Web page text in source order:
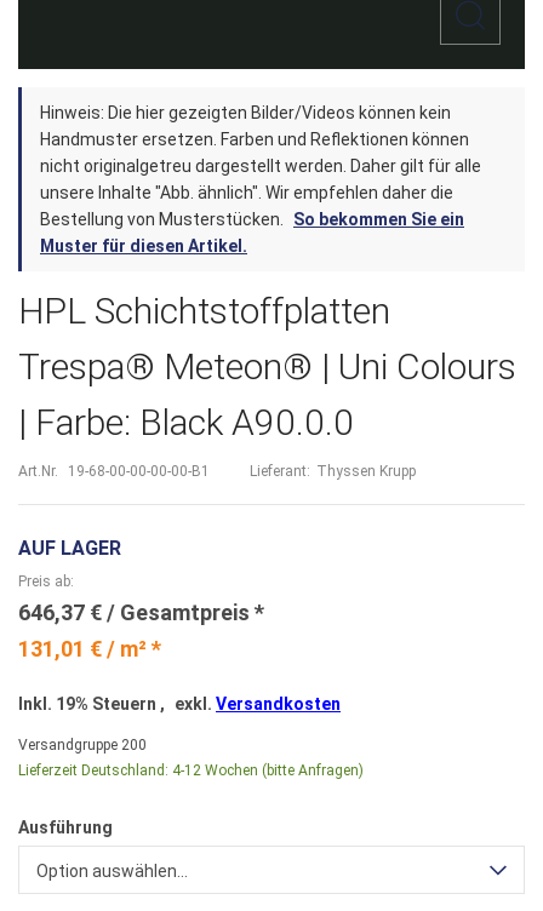
Zum
Anfang
der
Bildergalerie
springen
Hinweis: Die hier gezeigten Bilder/Videos können kein
Handmuster ersetzen. Farben und Reflektionen können
nicht originalgetreu dargestellt werden. Daher gilt für alle
unsere Inhalte "Abb. ähnlich". Wir empfehlen daher die
Bestellung von Musterstücken.
So bekommen Sie ein
Muster für diesen Artikel.
HPL Schichtstoffplatten
Trespa® Meteon® | Uni Colours
| Farbe: Black A90.0.0
Art.Nr. 19-68-00-00-00-00-B1 Lieferant: Thyssen Krupp
AUF LAGER
131,01 € / m² *
Preis ab
646,37 €
Inkl. 19% Steuern , exkl. Versandkosten
Versandgruppe 200
Lieferzeit Deutschland: 4-12 Wochen (bitte Anfragen)
Ausführung
Option auswählen...